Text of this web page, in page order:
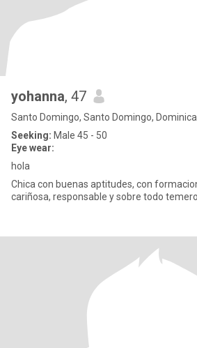
yohanna, 47
Santo Domingo, Santo Domingo,
Seeking: Male 45 - 50
Eye wear:
hola
Chica con buenas aptitudes, con
cariñosa, responsable y sobre todo